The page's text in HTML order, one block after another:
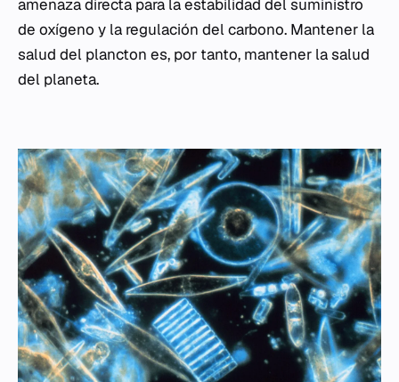
amenaza directa para la estabilidad del suministro
de oxígeno y la regulación del carbono. Mantener la
salud del plancton es, por tanto, mantener la salud
del planeta.